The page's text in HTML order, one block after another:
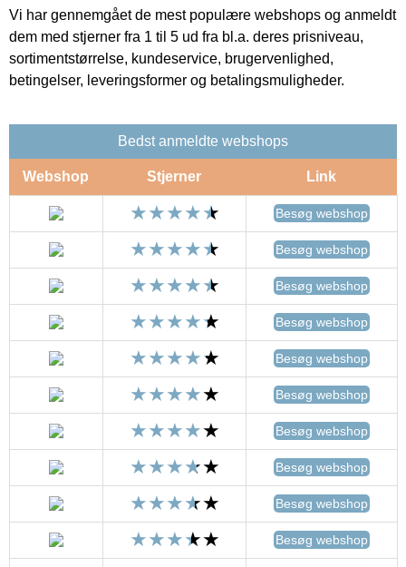
Vi har gennemgået de mest populære webshops og anmeldt
dem med stjerner fra 1 til 5 ud fra bl.a. deres prisniveau,
sortimentstørrelse, kundeservice, brugervenlighed,
betingelser, leveringsformer og betalingsmuligheder.
Bedst anmeldte webshops
Webshop Stjerner Link
Besøg webshop
Besøg webshop
Besøg webshop
Besøg webshop
Besøg webshop
Besøg webshop
Besøg webshop
Besøg webshop
Besøg webshop
Besøg webshop